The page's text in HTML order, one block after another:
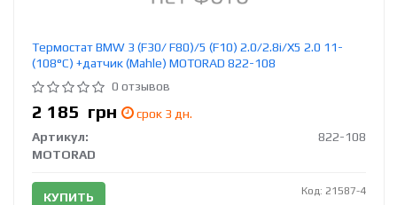
Термостат BMW 3 (F30/ F80)/5 (F10) 2.0/2.8i/X5 2.0 11-
(108°C) +датчик (Mahle) MOTORAD 822-108
0 отзывов
2 185 грн
срок 3 дн.
Артикул:
822-108
MOTORAD
КУПИТЬ Код: 21587-4